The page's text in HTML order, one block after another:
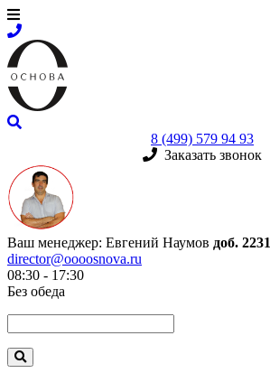
8 (499) 579 94 93
Заказать звонок
Ваш менеджер: Евгений Наумов доб. 2231
director@oooosnova.ru
08:30 - 17:30
Без обеда